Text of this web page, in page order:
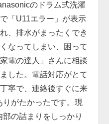
のドラム式洗濯
「U11エラー」が表示
、排水がまったくでき
なってしまい、困って
家電の達人」さんに相談
した。電話対応がとて
寧で、連絡後すぐに来
がたかったです。現
の詰まりをしっかり